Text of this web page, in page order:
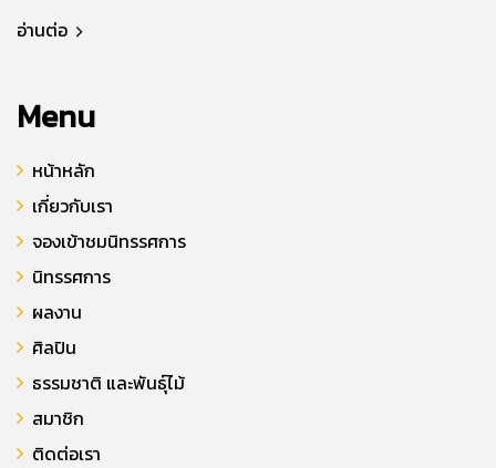
อ่านต่อ
Menu
หน้าหลัก
เกี่ยวกับเรา
จองเข้าชมนิทรรศการ
นิทรรศการ
ผลงาน
ศิลปิน
ธรรมชาติ และพันธุ์ไม้
สมาชิก
ติดต่อเรา